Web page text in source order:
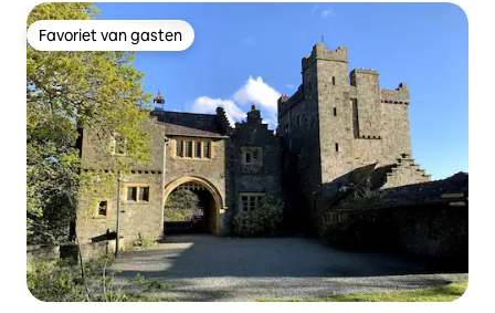
Favoriet van gasten
Favoriet van gasten